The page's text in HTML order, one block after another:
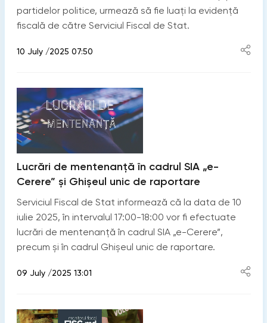
partidelor politice, urmează să fie luați la evidență
fiscală de către Serviciul Fiscal de Stat.
10 July /2025 07:50
Lucrări de mentenanță în cadrul SIA „e-
Cerere” și Ghișeul unic de raportare
Serviciul Fiscal de Stat informează că la data de 10
iulie 2025, în intervalul 17:00-18:00 vor fi efectuate
lucrări de mentenanță în cadrul SIA „e-Cerere”,
precum și în cadrul Ghișeul unic de raportare.
09 July /2025 13:01